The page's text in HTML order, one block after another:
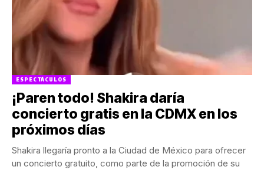
ESPECTÁCULOS
¡Paren todo! Shakira daría
concierto gratis en la CDMX en los
próximos días
Shakira llegaría pronto a la Ciudad de México para ofrecer
un concierto gratuito, como parte de la promoción de su